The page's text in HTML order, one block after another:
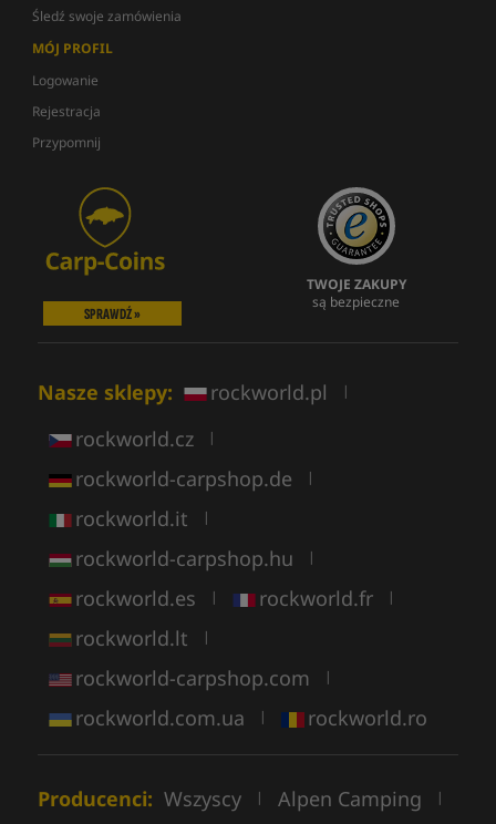
Śledź swoje zamówienia
MÓJ PROFIL
Logowanie
Rejestracja
Przypomnij
SPRAWDŹ »
TWOJE ZAKUPY
są bezpieczne
Nasze sklepy: rockworld.pl |
rockworld.cz |
rockworld-carpshop.de |
rockworld.it |
rockworld-carpshop.hu |
rockworld.es | rockworld.fr |
rockworld.lt |
rockworld-carpshop.com |
rockworld.com.ua | rockworld.ro
Producenci: Wszyscy | Alpen Camping |